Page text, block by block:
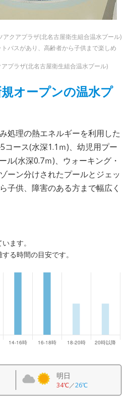
アクアプラザ(北名古屋衛生組合温水プール)
バスがあり、高齢者から子供まで楽しめ
プラザ(北名古屋衛生組合温水プール)
オープンの温水プ
処理の熱エネルギーを利用した
コース(水深1.1ｍ)、幼児用プー
ル(水深0.7ｍ)、ウォーキング・
ーン分けされたプールとジェッ
子供、障害のある方まで幅広く
ます。
る時間の目安です。
明日
34℃／26℃